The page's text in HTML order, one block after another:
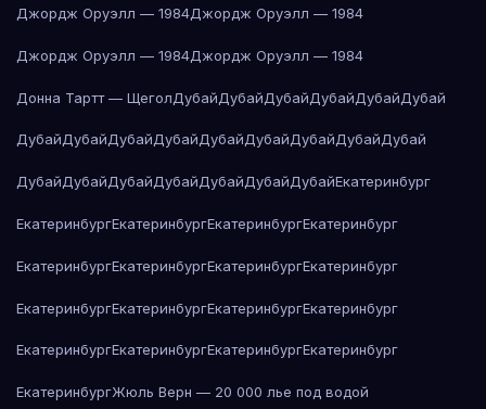
Джордж Оруэлл — 1984Джордж Оруэлл — 1984
Джордж Оруэлл — 1984Джордж Оруэлл — 1984
Донна Тартт — ЩеголДубайДубайДубайДубайДубайДубай
ДубайДубайДубайДубайДубайДубайДубайДубайДубай
ДубайДубайДубайДубайДубайДубайДубайЕкатеринбург
ЕкатеринбургЕкатеринбургЕкатеринбургЕкатеринбург
ЕкатеринбургЕкатеринбургЕкатеринбургЕкатеринбург
ЕкатеринбургЕкатеринбургЕкатеринбургЕкатеринбург
ЕкатеринбургЕкатеринбургЕкатеринбургЕкатеринбург
ЕкатеринбургЖюль Верн — 20 000 лье под водой